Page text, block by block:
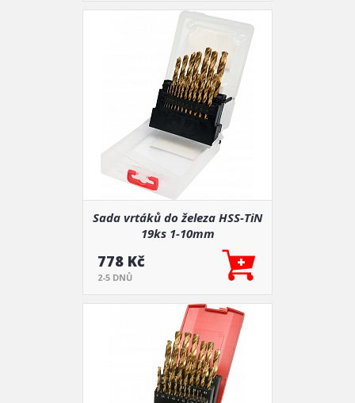
Sada vrtáků do železa HSS-TiN
19ks 1-10mm
778 Kč
2-5 DNŮ